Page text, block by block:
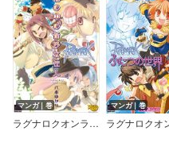
マンガ｜巻
ラグナロクオンライン 箱の中の奇妙な住人
マンガ｜巻